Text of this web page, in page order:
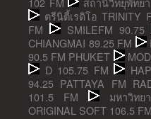
ตรีนิตี้เรดิโอ TRINITY
FM
SMILEFM 90.75
CHIANGMAI 89.25 FM
90.5 FM PHUKET
D 105.75 FM
94.25 PATTAYA FM
101.5 FM
มหาวิท
ORIGINAL SOFT 106.5